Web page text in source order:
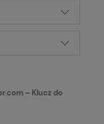
– Klucz do